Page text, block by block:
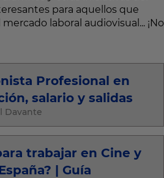
para aquellos que
laboral audiovisual... ¡No
Profesional en
salario y salidas
Davante
trabajar en Cine y
| Guía